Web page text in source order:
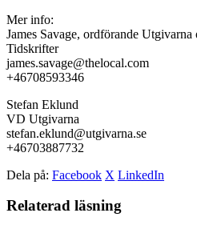
Mer info:
James Savage, ordförande
Tidskrifter
james.savage@thelocal.com
+46708593346
Stefan Eklund
VD Utgivarna
stefan.eklund@utgivarna.se
+46703887732
Dela på: Facebook X LinkedIn
Relaterad läsning